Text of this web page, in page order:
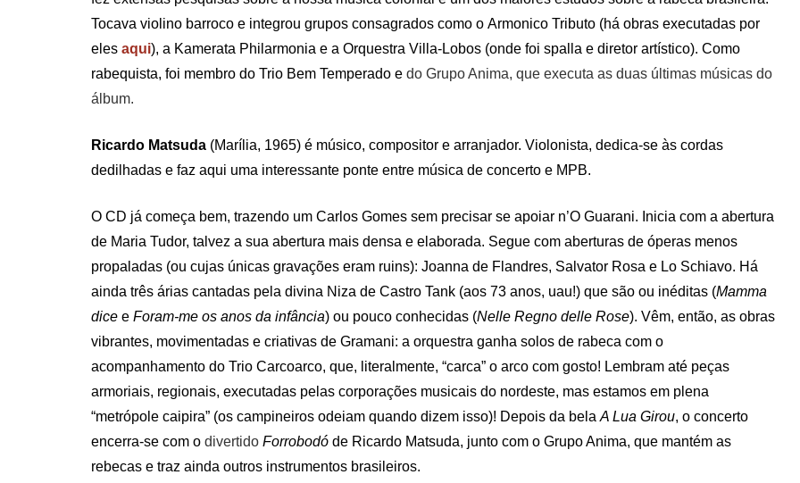
Tocava violino barroco e integrou grupos consagrados como o Armonico Tributo (há obras executadas por
eles aqui), a Kamerata Philarmonia e a Orquestra Villa-Lobos (onde foi spalla e diretor artístico). Como
rabequista, foi membro do Trio Bem Temperado e do Grupo Anima, que executa as duas últimas músicas do
álbum.
Ricardo Matsuda (Marília, 1965) é músico, compositor e arranjador. Violonista, dedica-se às cordas
dedilhadas e faz aqui uma interessante ponte entre música de concerto e MPB.
O CD já começa bem, trazendo um Carlos Gomes sem precisar se apoiar n’O Guarani. Inicia com a abertura
de Maria Tudor, talvez a sua abertura mais densa e elaborada. Segue com aberturas de óperas menos
propaladas (ou cujas únicas gravações eram ruins): Joanna de Flandres, Salvator Rosa e Lo Schiavo. Há
ainda três árias cantadas pela divina Niza de Castro Tank (aos 73 anos, uau!) que são ou inéditas (Mamma
dice e Foram-me os anos da infância) ou pouco conhecidas (Nelle Regno delle Rose). Vêm, então, as obras
vibrantes, movimentadas e criativas de Gramani: a orquestra ganha solos de rabeca com o
acompanhamento do Trio Carcoarco, que, literalmente, “carca” o arco com gosto! Lembram até peças
armoriais, regionais, executadas pelas corporações musicais do nordeste, mas estamos em plena
“metrópole caipira” (os campineiros odeiam quando dizem isso)! Depois da bela A Lua Girou, o concerto
encerra-se com o divertido Forrobodó de Ricardo Matsuda, junto com o Grupo Anima, que mantém as
rebecas e traz ainda outros instrumentos brasileiros.